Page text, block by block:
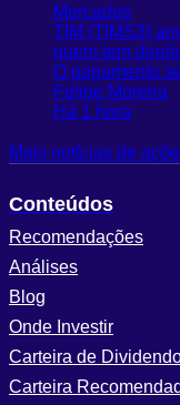
Mercados
TIM (TIMS3)
quem tem
O pagamento
Felipe Moreira
Há 1 hora
Mais notícias de
Conteúdos
Recomendações
Análises
Blog
Onde Investir
Carteira de
Carteira